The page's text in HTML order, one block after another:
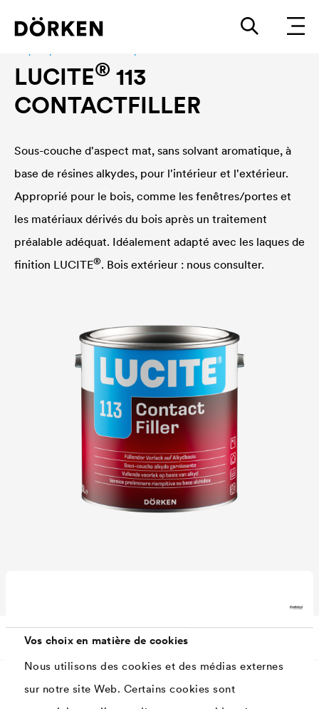
Vos choix en matière de cookies
Nous utilisons des cookies et des médias externes
sur notre site Web. Certains cookies sont
LUCITE® 113
CONTACTFILLER
Sous-couche d'aspect mat, sans solvant aromatique, à
base de résines alkydes, pour l'intérieur et l'extérieur.
Approprié pour le bois, comme les fenêtres/portes et
les matériaux dérivés du bois après un traitement
préalable adéquat. Idéalement adapté avec les laques de
finition LUCITE®. Bois extérieur : nous consulter.
Téléchargements